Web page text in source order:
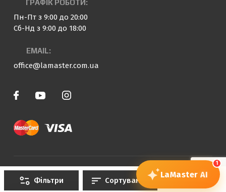
Фільтри Сортування
© 2023 — 2026 «LaMaster»
ГРАФІК РОБОТИ:
Пн-Пт з 9:00 до 20:00
Сб-Нд з 9:00 до 18:00
EMAIL:
office@lamaster.com.ua
1
LaMaster AI